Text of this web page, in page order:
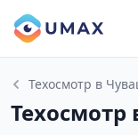
Техосмотр в
Техосмотр